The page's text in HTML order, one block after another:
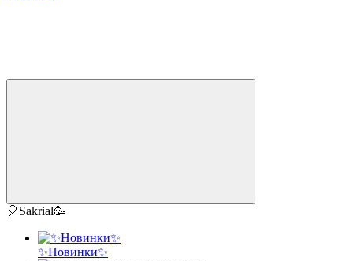
🎈Sakrial🥳
✨Новинки✨